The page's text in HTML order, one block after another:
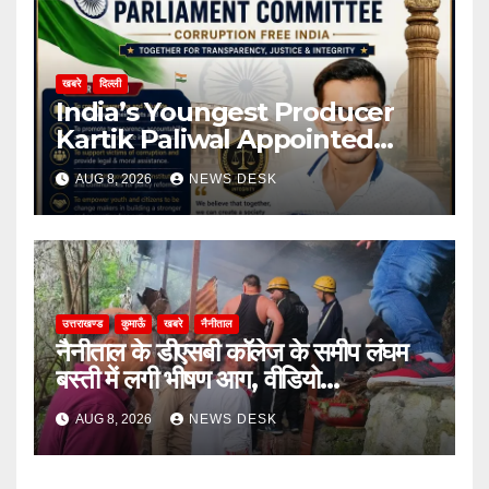
खबरे दिल्ली
India’s Youngest Producer
Kartik Paliwal Appointed
National Vice President of All
India Anti Corruption
Parliament Committee
AUG 8, 2026 NEWS DESK
उत्तराखण्ड कुमाऊँ खबरे नैनीताल
नैनीताल के डीएसबी कॉलेज के समीप लंघम
बस्ती में लगी भीषण आग, वीडियो…
AUG 8, 2026 NEWS DESK